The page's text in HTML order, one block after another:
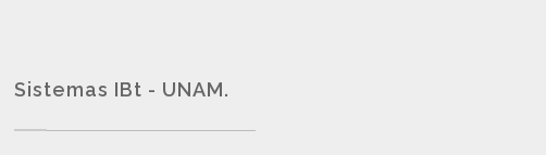
Sistemas IBt - UNAM.